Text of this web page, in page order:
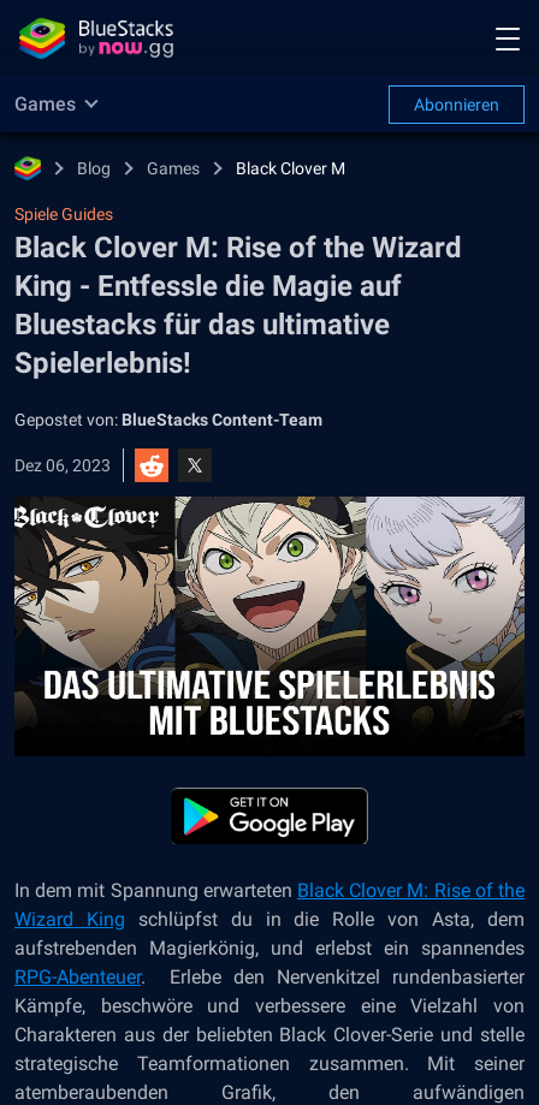
Games Abonnieren
Blog Games Black Clover M
Spiele Guides
Black Clover M: Rise of the Wizard
King - Entfessle die Magie auf
Bluestacks für das ultimative
Spielerlebnis!
Gepostet von: BlueStacks Content-Team
Dez 06, 2023
In dem mit Spannung erwarteten Black Clover M: Rise of the
Wizard King schlüpfst du in die Rolle von Asta, dem
aufstrebenden Magierkönig, und erlebst ein spannendes
RPG-Abenteuer.
Erlebe den Nervenkitzel rundenbasierter
Kämpfe, beschwöre und verbessere eine Vielzahl von
Charakteren aus der beliebten Black Clover-Serie und stelle
strategische Teamformationen zusammen. Mit seiner
atemberaubenden Grafik, den aufwändigen